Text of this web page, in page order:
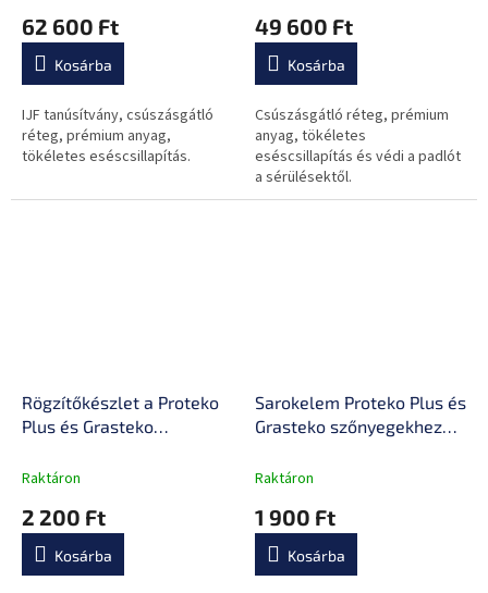
62 600 Ft
Kosárba
IJF tanúsítvány, csúszásgátló
réteg, prémium anyag,
tökéletes eséscsillapítás.
20,8 kg
49 600 Ft
Kosárba
Csúszásgátló réteg, prémium
anyag, tökéletes
eséscsillapítás és védi a padlót
a sérülésektől.
Rögzítőkészlet a Proteko
Plus és Grasteko
tetszőleges méretű
Raktáron
2 200 Ft
Kosárba
Sarokelem Proteko Plus és
Grasteko szőnyegekhez
felület, csillapítja a zajt és
nehézsúlyos gépekhez
Raktáron
1 900 Ft
Kosárba